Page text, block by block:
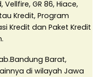
GR 86, Hiace,
Kredit, Program
Kredit dan Paket Kredit
Barat,
di wilayah Jawa